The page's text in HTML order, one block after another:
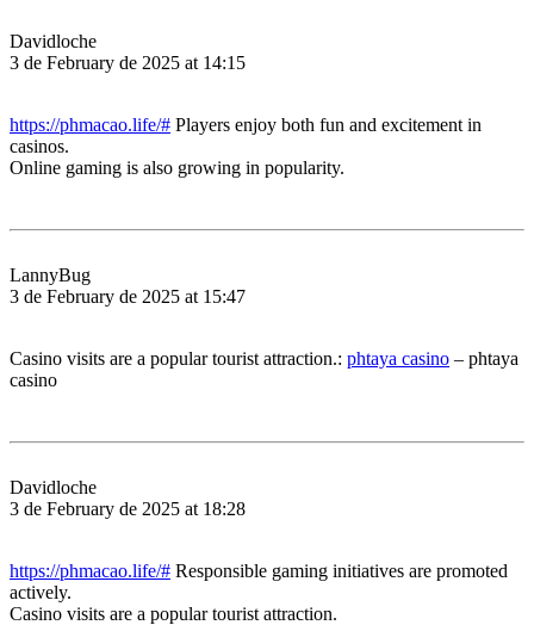
Davidloche
3 de February de 2025 at 14:15
https://phmacao.life/# Players enjoy both fun and excitement in
casinos.
Online gaming is also growing in popularity.
LannyBug
3 de February de 2025 at 15:47
Casino visits are a popular tourist attraction.: phtaya casino – phtaya
casino
Davidloche
3 de February de 2025 at 18:28
https://phmacao.life/# Responsible gaming initiatives are promoted
actively.
Casino visits are a popular tourist attraction.